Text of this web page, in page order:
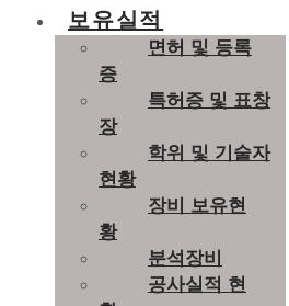
보유실적
면허 및 등록
증
특허증 및 표창
장
학위 및 기술자
현황
장비 보유현
황
분석장비
공사실적 현
침지형 중공사막은 Polyethylene 재질
Screen 형상의 Module을 활성오니(폭
Pump로 흡인하여 침전법에서 구현하
중공사 표면은 친수성으로 코팅하여
여주고 있으며, 최적의 분획특성을 갖
구조 등을 특성화하였다.